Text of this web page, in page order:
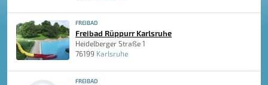
FREIBAD
Freibad Rüppurr Karlsruhe
Heidelberger Straße 1
76199 Karlsruhe
FREIBAD